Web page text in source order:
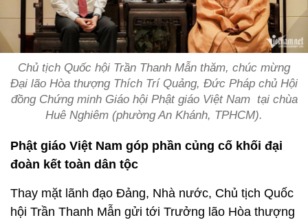
Chủ tịch Quốc hội Trần Thanh Mẫn thăm, chúc mừng
Đại lão Hòa thượng Thích Trí Quảng, Đức Pháp chủ Hội
đồng Chứng minh Giáo hội Phật giáo Việt Nam tại chùa
Huê Nghiêm (phường An Khánh, TPHCM).
Phật giáo Việt Nam góp phần củng cố khối đại
đoàn kết toàn dân tộc
Thay mặt lãnh đạo Đảng, Nhà nước, Chủ tịch Quốc
hội Trần Thanh Mẫn gửi tới Trưởng lão Hòa thượng